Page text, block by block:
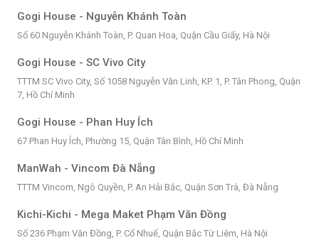
Gogi House - Nguyễn Khánh Toàn
Số 60 Nguyễn Khánh Toàn, P. Quan Hoa, Quận Cầu Giấy, Hà Nội
Gogi House - SC Vivo City
TTTM SC Vivo City, Số 1058 Nguyễn Văn Linh, KP. 1, P. Tân Phong, Quận
7, Hồ Chí Minh
Gogi House - Phan Huy Ích
67 Phan Huy Ích, Phường 15, Quận Tân Bình, Hồ Chí Minh
ManWah - Vincom Đà Nẵng
TTTM Vincom, Ngô Quyền, P. An Hải Bắc, Quận Sơn Trà, Đà Nẵng
Kichi-Kichi - Mega Maket Phạm Văn Đồng
Số 236 Phạm Văn Đồng, P. Cổ Nhuế, Quận Bắc Từ Liêm, Hà Nội